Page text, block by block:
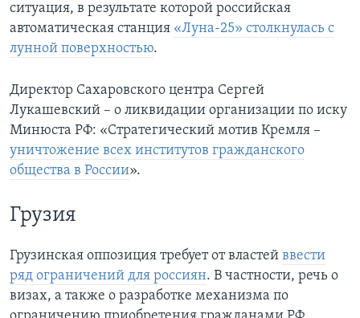
ситуация, в результате которой российская
автоматическая станция «Луна-25» столкнулась с
лунной поверхностью.
Директор Сахаровского центра Сергей
Лукашевский – о ликвидации организации по иску
Минюста РФ: «Стратегический мотив Кремля –
уничтожение всех институтов гражданского
общества в России».
Грузия
Грузинская оппозиция требует от властей ввести
ряд ограничений для россиян. В частности, речь о
визах, а также о разработке механизма по